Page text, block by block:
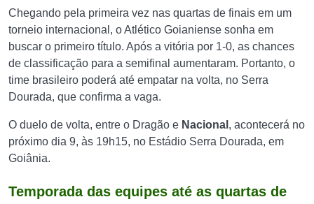
Chegando pela primeira vez nas quartas de finais em um
torneio internacional, o Atlético Goianiense sonha em
buscar o primeiro título. Após a vitória por 1-0, as chances
de classificação para a semifinal aumentaram. Portanto, o
time brasileiro poderá até empatar na volta, no Serra
Dourada, que confirma a vaga.
O duelo de volta, entre o Dragão e Nacional , acontecerá no
próximo dia 9, às 19h15, no Estádio Serra Dourada, em
Goiânia.
Temporada das equipes até as quartas de